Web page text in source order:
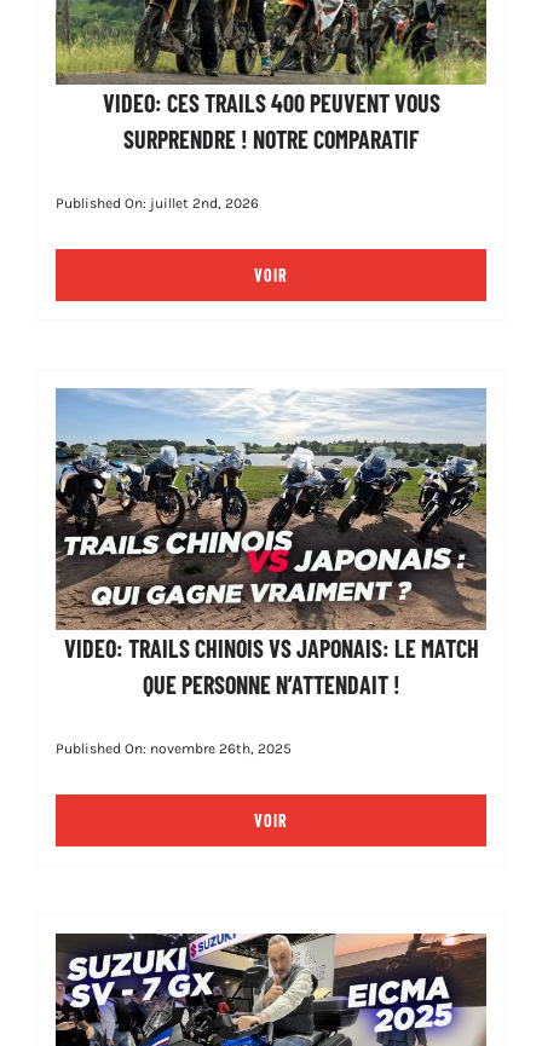
VIDEO: CES TRAILS 400 PEUVENT VOUS
SURPRENDRE ! NOTRE COMPARATIF
Published On: juillet 2nd, 2026
VOIR
VIDEO: TRAILS CHINOIS VS JAPONAIS: LE MATCH
QUE PERSONNE N’ATTENDAIT !
Published On: novembre 26th, 2025
VOIR